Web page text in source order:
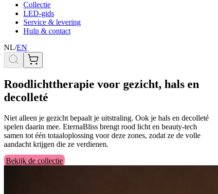
Collectie
LED-gids
Service & levering
Hulp & contact
NL/EN
Roodlichttherapie voor gezicht, hals en
decolleté
Niet alleen je gezicht bepaalt je uitstraling. Ook je hals en decolleté
spelen daarin mee. EternaBliss brengt rood licht en beauty-tech
samen tot één totaaloplossing voor deze zones, zodat ze de volle
aandacht krijgen die ze verdienen.
Bekijk de collectie